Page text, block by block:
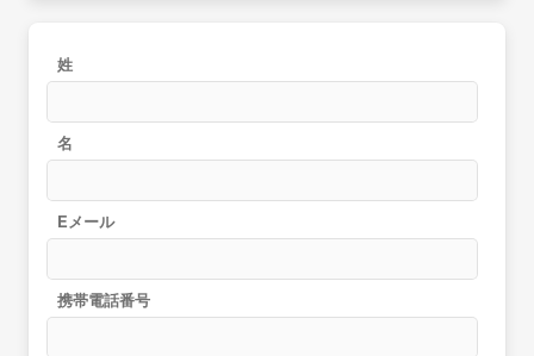
姓
名
Eメール
携帯電話番号